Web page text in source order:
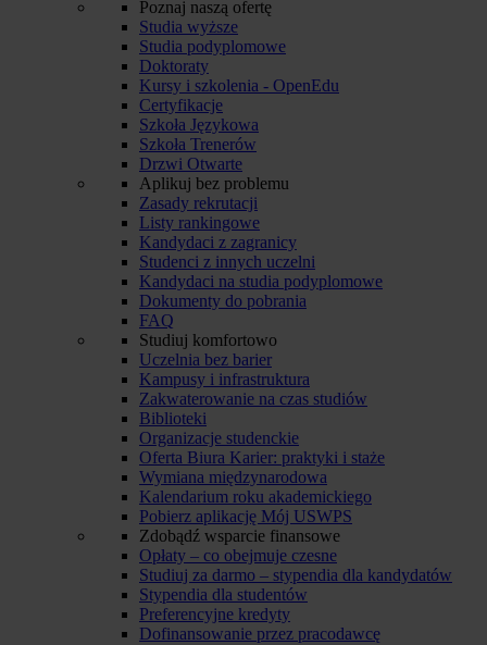
Poznaj naszą ofertę
Studia wyższe
Studia podyplomowe
Doktoraty
Kursy i szkolenia - OpenEdu
Certyfikacje
Szkoła Językowa
Szkoła Trenerów
Drzwi Otwarte
Aplikuj bez problemu
Zasady rekrutacji
Listy rankingowe
Kandydaci z zagranicy
Studenci z innych uczelni
Kandydaci na studia podyplomowe
Dokumenty do pobrania
FAQ
Studiuj komfortowo
Uczelnia bez barier
Kampusy i infrastruktura
Zakwaterowanie na czas studiów
Biblioteki
Organizacje studenckie
Oferta Biura Karier: praktyki i staże
Wymiana międzynarodowa
Kalendarium roku akademickiego
Pobierz aplikację Mój USWPS
Zdobądź wsparcie finansowe
Opłaty – co obejmuje czesne
Studiuj za darmo – stypendia dla kandydatów
Stypendia dla studentów
Preferencyjne kredyty
Dofinansowanie przez pracodawcę